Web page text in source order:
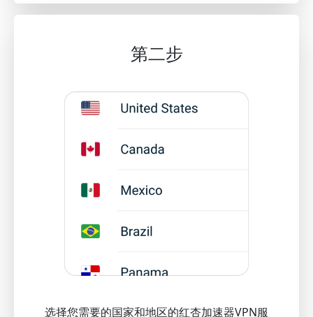
第二步
选择您需要的国家和地区的红杏加速器VPN服